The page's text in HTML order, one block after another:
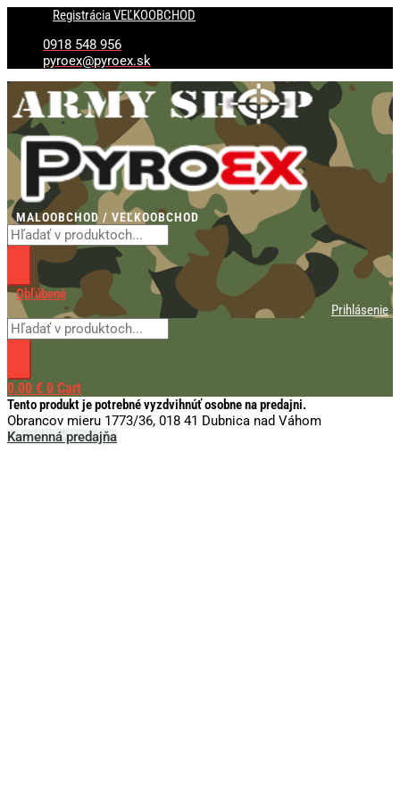
PreskočiťRegistrácia VEĽKOOBCHOD
0918 548 956
pyroex@pyroex.sk
MALOOBCHOD / VEĽKOOBCHOD
Products
Obľúbené
Prihlásenie
Products
0,00 € 0 Cart
Tento produkt je potrebné vyzdvihnúť osobne na predajni.
Obrancov mieru 1773/36, 018 41 Dubnica nad Váhom
Kamenná predajňa